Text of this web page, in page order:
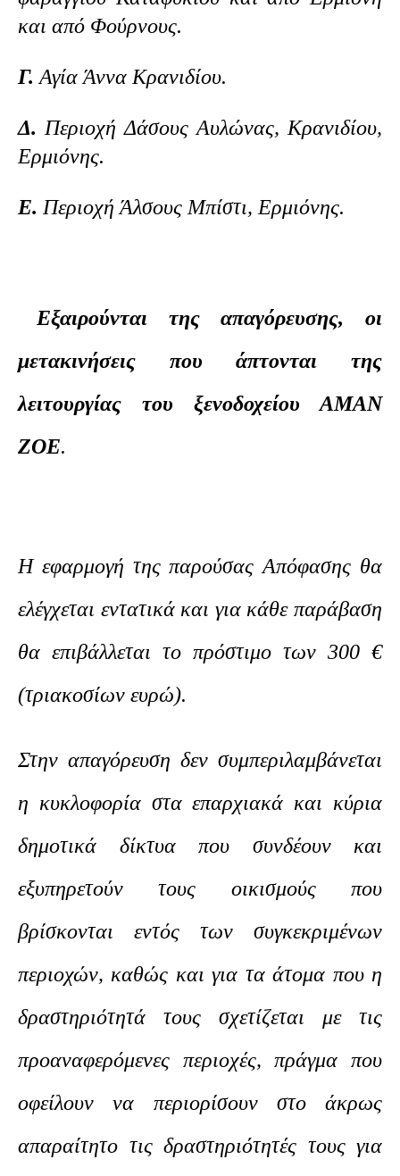
και από Φούρνους.
Γ. Αγία Άννα Κρανιδίου.
Δ. Περιοχή Δάσους Αυλώνας, Κρανιδίου,
Ερμιόνης.
Ε. Περιοχή Άλσους Μπίστι, Ερμιόνης.
Εξαιρούνται της απαγόρευσης, οι
μετακινήσεις που άπτονται της
λειτουργίας του ξενοδοχείου ΑΜΑΝ
ΖΟΕ.
Η εφαρμογή της παρούσας Απόφασης θα
ελέγχεται εντατικά και για κάθε παράβαση
θα επιβάλλεται το πρόστιμο των 300 €
(τριακοσίων ευρώ).
Στην απαγόρευση δεν συμπεριλαμβάνεται
η κυκλοφορία στα επαρχιακά και κύρια
δημοτικά δίκτυα που συνδέουν και
εξυπηρετούν τους οικισμούς που
βρίσκονται εντός των συγκεκριμένων
περιοχών, καθώς και για τα άτομα που η
δραστηριότητά τους σχετίζεται με τις
προαναφερόμενες περιοχές, πράγμα που
οφείλουν να περιορίσουν στο άκρως
απαραίτητο τις δραστηριότητές τους για